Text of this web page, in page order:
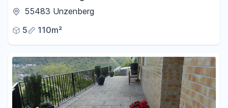
55483 Unzenberg
5
110m²